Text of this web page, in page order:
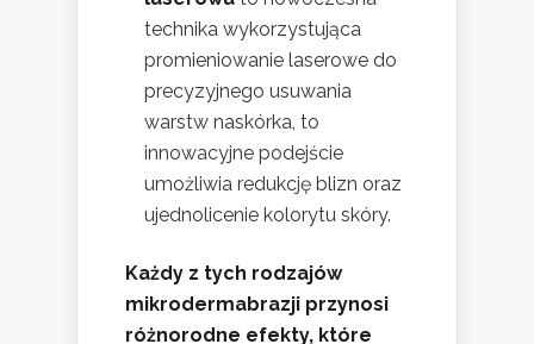
technika wykorzystująca
promieniowanie laserowe do
precyzyjnego usuwania
warstw naskórka, to
innowacyjne podejście
umożliwia redukcję blizn oraz
ujednolicenie kolorytu skóry.
Każdy z tych rodzajów
mikrodermabrazji przynosi
różnorodne efekty, które